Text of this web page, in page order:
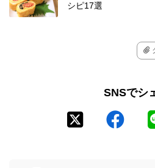
シピ17選
SNSでシ